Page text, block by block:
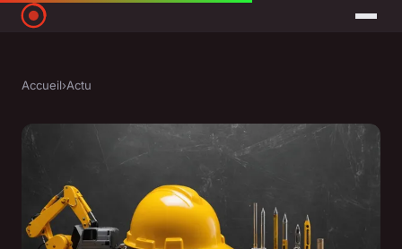
Accueil›Actu